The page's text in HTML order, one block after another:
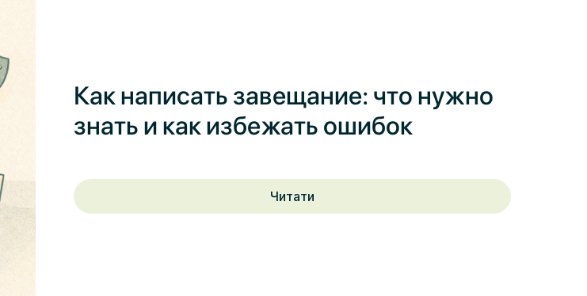
Как написать завещание: что нужно
знать и как избежать ошибок
Читати